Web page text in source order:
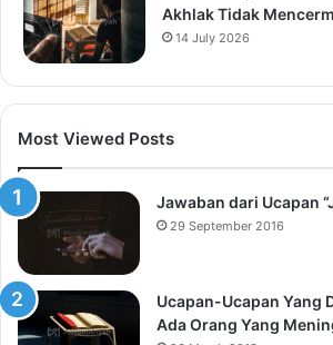
Akhlak Tidak
14 July 2026
Most Viewed Posts
Jawaban dari Ucapan
29 September 2016
Ucapan-Ucapan Yang
Ada Orang Yang